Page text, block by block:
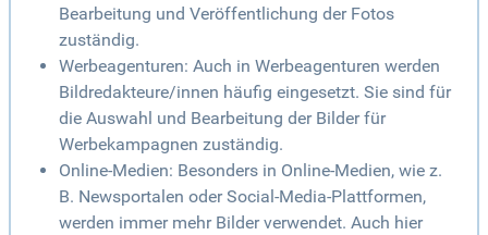
Bearbeitung und Veröffentlichung der Fotos
zuständig.
Werbeagenturen: Auch in Werbeagenturen werden
Bildredakteure/innen häufig eingesetzt. Sie sind für
die Auswahl und Bearbeitung der Bilder für
Werbekampagnen zuständig.
Online-Medien: Besonders in Online-Medien, wie z.
B. Newsportalen oder Social-Media-Plattformen,
werden immer mehr Bilder verwendet. Auch hier